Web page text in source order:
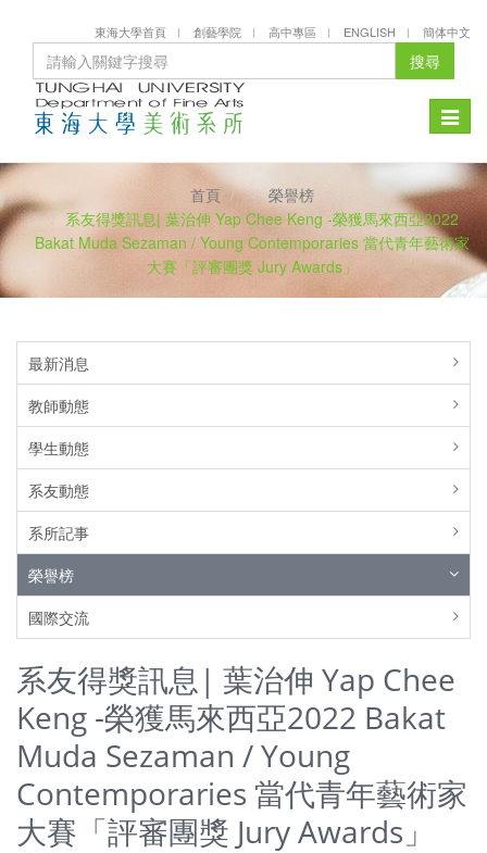
東海大學首頁 創藝學院 高中專區 ENGLISH 簡体中文
搜尋
Toggle
首頁
榮譽榜
系友得獎訊息| 葉治伸 Yap Chee Keng -榮獲馬來西亞2022
Bakat Muda Sezaman / Young Contemporaries 當代青年藝術家
大賽「評審團獎 Jury Awards」
最新消息
教師動態
學生動態
系友動態
系所記事
榮譽榜
國際交流
系友得獎訊息| 葉治伸 Yap Chee
Keng -榮獲馬來西亞2022 Bakat
Muda Sezaman / Young
Contemporaries 當代青年藝術家
大賽「評審團獎 Jury Awards」